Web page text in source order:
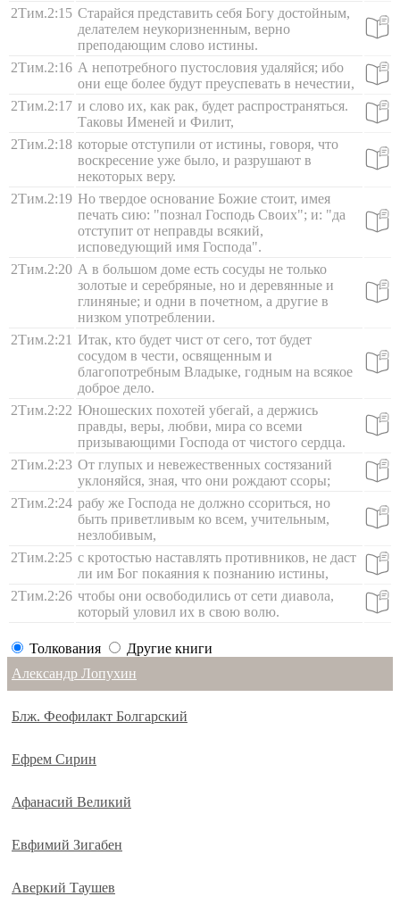
2Тим.2:15 Старайся представить себя Богу достойным,
делателем неукоризненным, верно
преподающим слово истины.
2Тим.2:16 А непотребного пустословия удаляйся; ибо
они еще более будут преуспевать в нечестии,
2Тим.2:17 и слово их, как рак, будет распространяться.
Таковы Именей и Филит,
2Тим.2:18 которые отступили от истины, говоря, что
воскресение уже было, и разрушают в
некоторых веру.
2Тим.2:19 Но твердое основание Божие стоит, имея
печать сию: "познал Господь Своих"; и: "да
отступит от неправды всякий,
исповедующий имя Господа".
2Тим.2:20 А в большом доме есть сосуды не только
золотые и серебряные, но и деревянные и
глиняные; и одни в почетном, а другие в
низком употреблении.
2Тим.2:21 Итак, кто будет чист от сего, тот будет
сосудом в чести, освященным и
благопотребным Владыке, годным на всякое
доброе дело.
2Тим.2:22 Юношеских похотей убегай, а держись
правды, веры, любви, мира со всеми
призывающими Господа от чистого сердца.
2Тим.2:23 От глупых и невежественных состязаний
уклоняйся, зная, что они рождают ссоры;
2Тим.2:24 рабу же Господа не должно ссориться, но
быть приветливым ко всем, учительным,
незлобивым,
2Тим.2:25 с кротостью наставлять противников, не даст
ли им Бог покаяния к познанию истины,
2Тим.2:26 чтобы они освободились от сети диавола,
который уловил их в свою волю.
Толкования
Другие книги
Александр Лопухин
Блж. Феофилакт Болгарский
Ефрем Сирин
Афанасий Великий
Евфимий Зигабен
Аверкий Таушев